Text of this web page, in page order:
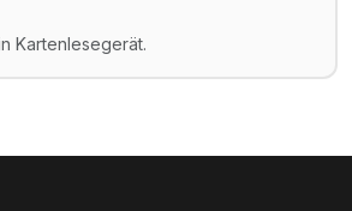
Kartenlesegerät.